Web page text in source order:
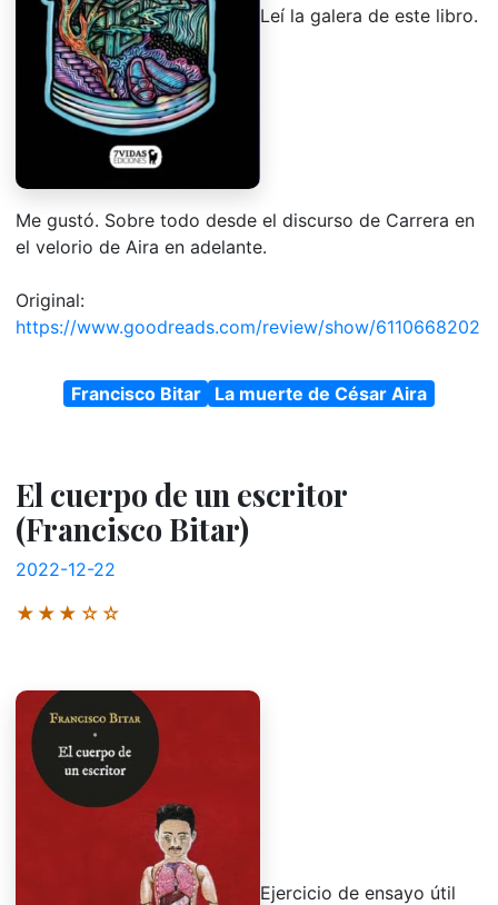
Leí la galera de este libro.
Me gustó. Sobre todo desde el discurso de Carrera en
el velorio de Aira en adelante.
Original:
https://www.goodreads.com/review/show/6110668202
Francisco Bitar La muerte de César Aira
El cuerpo de un escritor
(Francisco Bitar)
2022-12-22
★★★☆☆
Ejercicio de ensayo útil